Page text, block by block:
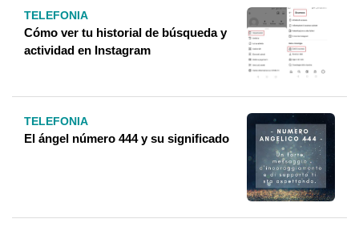
TELEFONIA
Cómo ver tu historial de búsqueda y
actividad en Instagram
TELEFONIA
El ángel número 444 y su significado